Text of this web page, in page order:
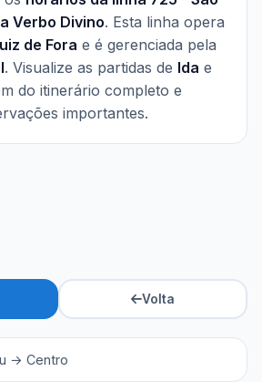
Verbo Divino. Esta linha opera
de Fora e é gerenciada pela
. Visualize as partidas de Ida e
do itinerário completo e
importantes.
Volta
→ Centro